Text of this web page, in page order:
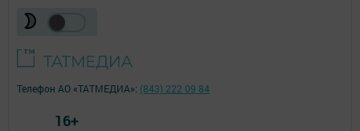
Телефон АО «ТАТМЕДИА»: (843) 222 09 84
16+